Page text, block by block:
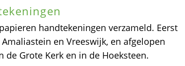
handtekeningen verzameld. Eerst
en Vreeswijk, en afgelopen
de Grote Kerk en in de Hoeksteen.